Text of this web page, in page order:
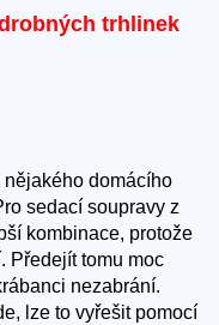
trhlinek
nějakého domácího
sedací soupravy z
kombinace, protože
Předejít tomu moc
nezabrání.
lze to vyřešit pomocí